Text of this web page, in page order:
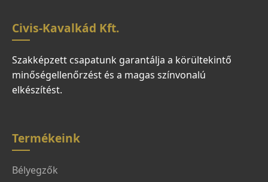
Civis-Kavalkád Kft.
Szakképzett csapatunk garantálja a körültekintő
minőségellenőrzést és a magas színvonalú
elkészítést.
Termékeink
Bélyegzők